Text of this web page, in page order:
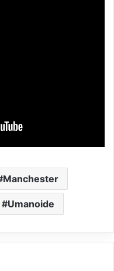
Manchester
Umanoide